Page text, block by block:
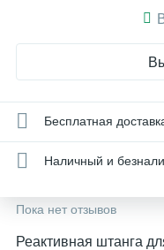
Бесплатная
Наличный и
Пока нет отзывов
Реактивная штанга